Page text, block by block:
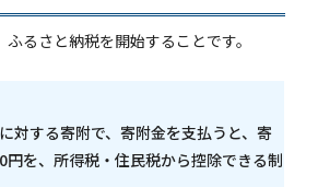
るさと納税を開始することです。
対する寄附で、寄附金を支払うと、寄
円を、所得税・住民税から控除できる制